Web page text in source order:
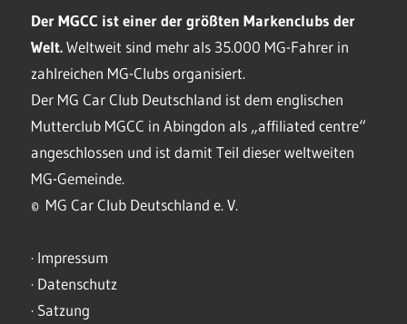
Der MGCC ist einer der größten Markenclubs der
Welt.Weltweit sind mehr als 35.000 MG-Fahrer in
zahlreichen MG-Clubs organisiert.
Der MG Car Club Deutschland ist dem englischen
Mutterclub MGCC in Abingdon als „affiliated centre“
angeschlossen und ist damit Teil dieser weltweiten
MG-Gemeinde.
© MG Car Club Deutschland e. V.
· Impressum
· Datenschutz
· Satzung